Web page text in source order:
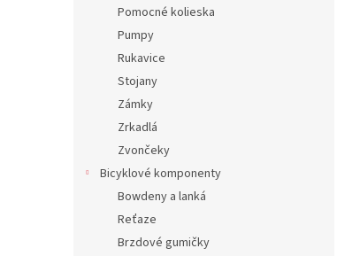
Pomocné kolieska
Pumpy
Rukavice
Stojany
Zámky
Zrkadlá
Zvončeky
Bicyklové komponenty
Bowdeny a lanká
Reťaze
Brzdové gumičky